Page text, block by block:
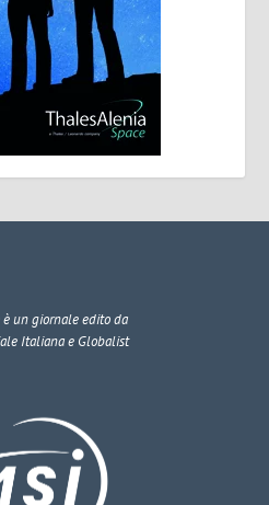
è un giornale edito da
Italiana e Globalist